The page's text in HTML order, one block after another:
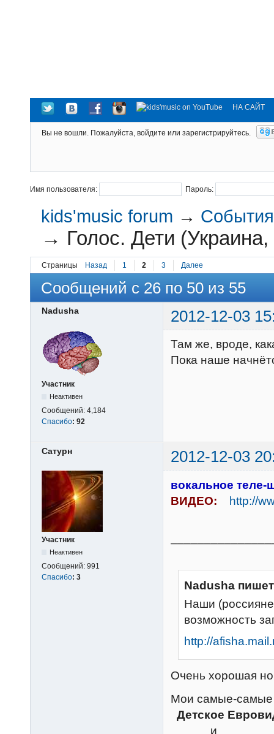
НА САЙТ
Вы не вошли. Пожалуйста, войдите или зарегистрируйтесь.
Имя пользователя: Пароль:
kids'music forum →
→ Голос. Дети
Страницы Назад 1 2 3 Далее
Сообщений с 26 по 50 из 55
Nadusha 2012-12-03
Участник
Неактивен
Сообщений: 4,184
Спасибо: 92
Там же, вроде,
Пока наше
Сатурн 2012-12-03
Участник
Неактивен
Сообщений: 991
Спасибо: 3
вокальное
ВИДЕО:
http://
Nadusha
Наши
возможность
http://
Очень хорошая
Мои самые-
Детское
и